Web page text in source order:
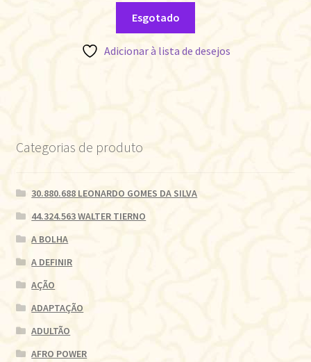
Esgotado
Adicionar à lista de desejos
Categorias de produto
30.880.688 LEONARDO GOMES DA SILVA
44.324.563 WALTER TIERNO
A BOLHA
A DEFINIR
AÇÃO
ADAPTAÇÃO
ADULTÃO
AFRO POWER